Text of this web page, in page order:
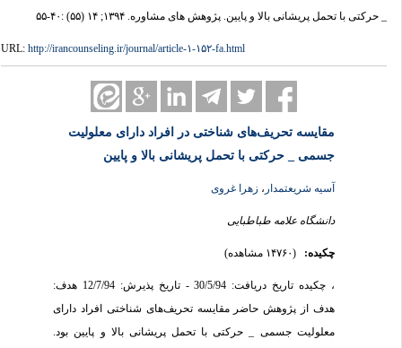
_ حرکتی با تحمل پریشانی بالا و پایین. پژوهش های مشاوره. ۱۳۹۴; ۱۴ (۵۵) :۴۰-۵۵
URL:http://irancounseling.ir/journal/article-۱-۱۵۲-fa.html
مقایسه تحریف‌های شناختی در افراد دارای معلولیت
جسمی _ حرکتی با تحمل پریشانی بالا و پایین
آسیه شریعتمدار، زهرا غروی
دانشگاه علامه طباطبایی‌
چکیده: (۱۴۷۶۰ مشاهده)
، چکیده تاریخ دریافت: 30/5/94 - تاریخ پذیرش: 12/7/94 هدف:
هدف از پژوهش حاضر مقایسه تحریف‌های شناختی افراد دارای
معلولیت جسمی _ حرکتی با تحمل پریشانی بالا و پایین بود.